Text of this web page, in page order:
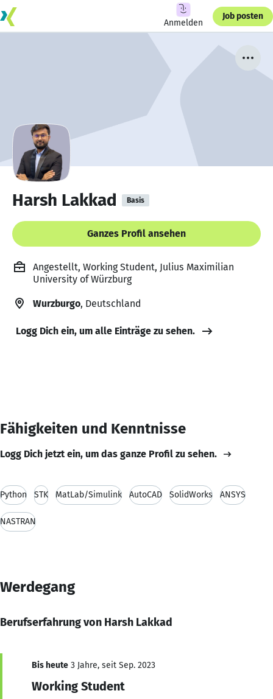
Anmelden
Job posten
Harsh Lakkad Basis
Ganzes Profil ansehen
Angestellt, Working Student, Julius Maximilian
University of Würzburg
Wurzburgo, Deutschland
Logg Dich ein, um alle Einträge zu sehen.
Fähigkeiten und Kenntnisse
Logg Dich jetzt ein, um das ganze Profil zu sehen.
Python STK MatLab/Simulink AutoCAD SolidWorks ANSYS
NASTRAN
Werdegang
Berufserfahrung von Harsh Lakkad
Bis heute 3 Jahre, seit Sep. 2023
Working Student